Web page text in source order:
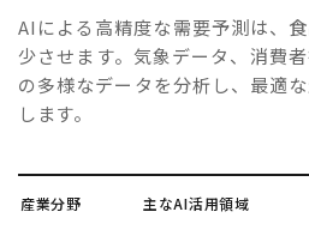
AIによる高精度な需要予測は、
少させます。気象データ、消費
の多様なデータを分析し、最適
します。
産業分野 主なAI活用領域